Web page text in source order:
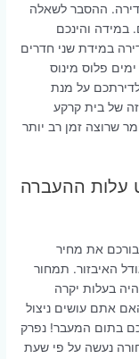
ההסבר לשאלה
במידה והינכם
במידת שני חדרים
למשל, יש לכם את היכולת להתחיל לארוז כ-14 ימים פלוס מינוס
על מנת
של בית קרקע
שרוצה זמן רב יותר
עלות ההעברה
את מחיר
הדירה וגודל האיבזור. תמחור
בהיקף של 5 חדרים, יהיה בעלות יקרה
אתם עושים ניצול
בתום המעבר! נפרק
נעשה על פי שעת